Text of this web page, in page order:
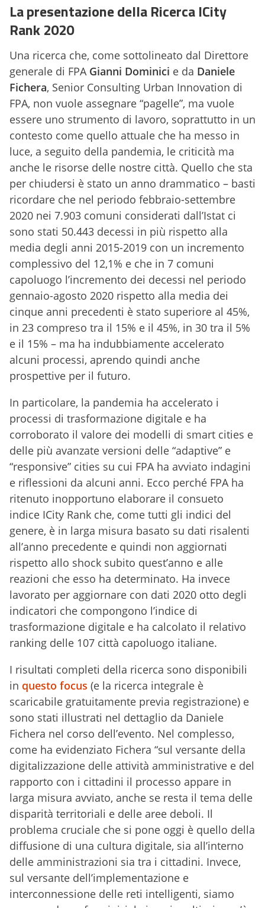
La presentazione della Ricerca ICity
Rank 2020
Una ricerca che, come sottolineato dal Direttore
generale di FPA Gianni Dominici e da Daniele
Fichera, Senior Consulting Urban Innovation di
FPA, non vuole assegnare “pagelle”, ma vuole
essere uno strumento di lavoro, soprattutto in un
contesto come quello attuale che ha messo in
luce, a seguito della pandemia, le criticità ma
anche le risorse delle nostre città. Quello che sta
per chiudersi è stato un anno drammatico – basti
ricordare che nel periodo febbraio-settembre
2020 nei 7.903 comuni considerati dall’Istat ci
sono stati 50.443 decessi in più rispetto alla
media degli anni 2015-2019 con un incremento
complessivo del 12,1% e che in 7 comuni
capoluogo l’incremento dei decessi nel periodo
gennaio-agosto 2020 rispetto alla media dei
cinque anni precedenti è stato superiore al 45%,
in 23 compreso tra il 15% e il 45%, in 30 tra il 5%
e il 15% – ma ha indubbiamente accelerato
alcuni processi, aprendo quindi anche
prospettive per il futuro.
In particolare, la pandemia ha accelerato i
processi di trasformazione digitale e ha
corroborato il valore dei modelli di smart cities e
delle più avanzate versioni delle “adaptive” e
“responsive” cities su cui FPA ha avviato indagini
e riflessioni da alcuni anni. Ecco perché FPA ha
ritenuto inopportuno elaborare il consueto
indice ICity Rank che, come tutti gli indici del
genere, è in larga misura basato su dati risalenti
all’anno precedente e quindi non aggiornati
rispetto allo shock subito quest’anno e alle
reazioni che esso ha determinato. Ha invece
lavorato per aggiornare con dati 2020 otto degli
indicatori che compongono l’indice di
trasformazione digitale e ha calcolato il relativo
ranking delle 107 città capoluogo italiane.
I risultati completi della ricerca sono disponibili
in questo focus (e la ricerca integrale è
scaricabile gratuitamente previa registrazione) e
sono stati illustrati nel dettaglio da Daniele
Fichera nel corso dell’evento. Nel complesso,
come ha evidenziato Fichera “sul versante della
digitalizzazione delle attività amministrative e del
rapporto con i cittadini il processo appare in
larga misura avviato, anche se resta il tema delle
disparità territoriali e delle aree deboli. Il
problema cruciale che si pone oggi è quello della
diffusione di una cultura digitale, sia all’interno
delle amministrazioni sia tra i cittadini. Invece,
sul versante dell’implementazione e
interconnessione delle reti intelligenti, siamo